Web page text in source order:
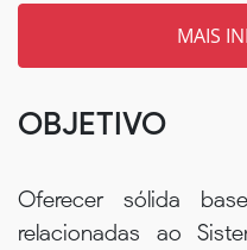
OBJETIVO
Oferecer sólida
relacionadas ao